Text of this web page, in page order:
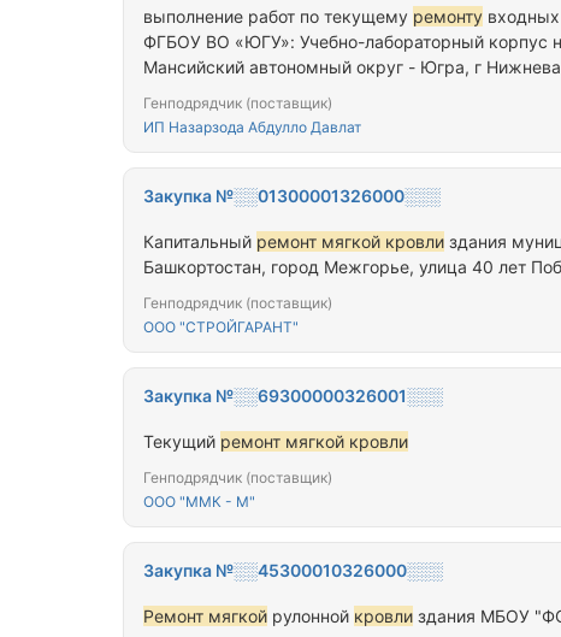
выполнение работ по текущему ремонту
ФГБОУ ВО «ЮГУ»: Учебно-лабораторный корпус
Мансийский автономный округ - Югра, г
Генподрядчик (поставщик)
ИП Назарзода Абдулло Давлат
Закупка №░░01300001326000░░░
Капитальный ремонт мягкой кровли здания
Башкортостан, город Межгорье, улица 40 лет
Генподрядчик (поставщик)
ООО "СТРОЙГАРАНТ"
Закупка №░░69300000326001░░░
Текущий ремонт мягкой кровли
Генподрядчик (поставщик)
ООО "ММК - М"
Закупка №░░45300010326000░░░
Ремонт мягкой рулонной кровли здания МБОУ